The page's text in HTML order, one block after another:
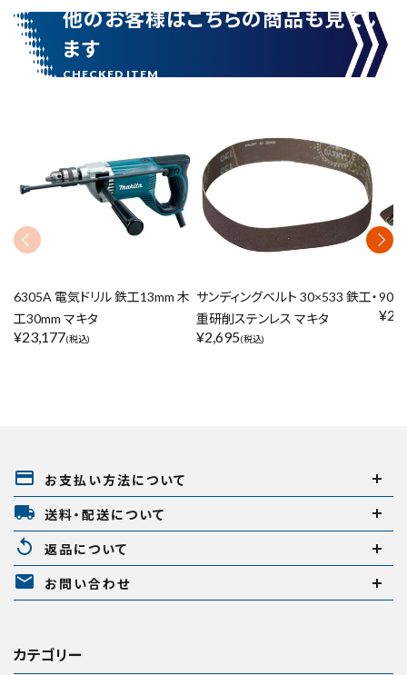
他のお客様はこちらの商品も見てい
ます
6305A 電気ドリル 鉄工13mm 木
工30mm マキタ
¥23,177(税込)
サンディングベルト 30×533 鉄工・
重研削ステンレス マキタ
¥2,695(税込)
¥
payment お支払い方法について
local_shipping 送料・配送について
replay 返品について
mail お問い合わせ
カテゴリー